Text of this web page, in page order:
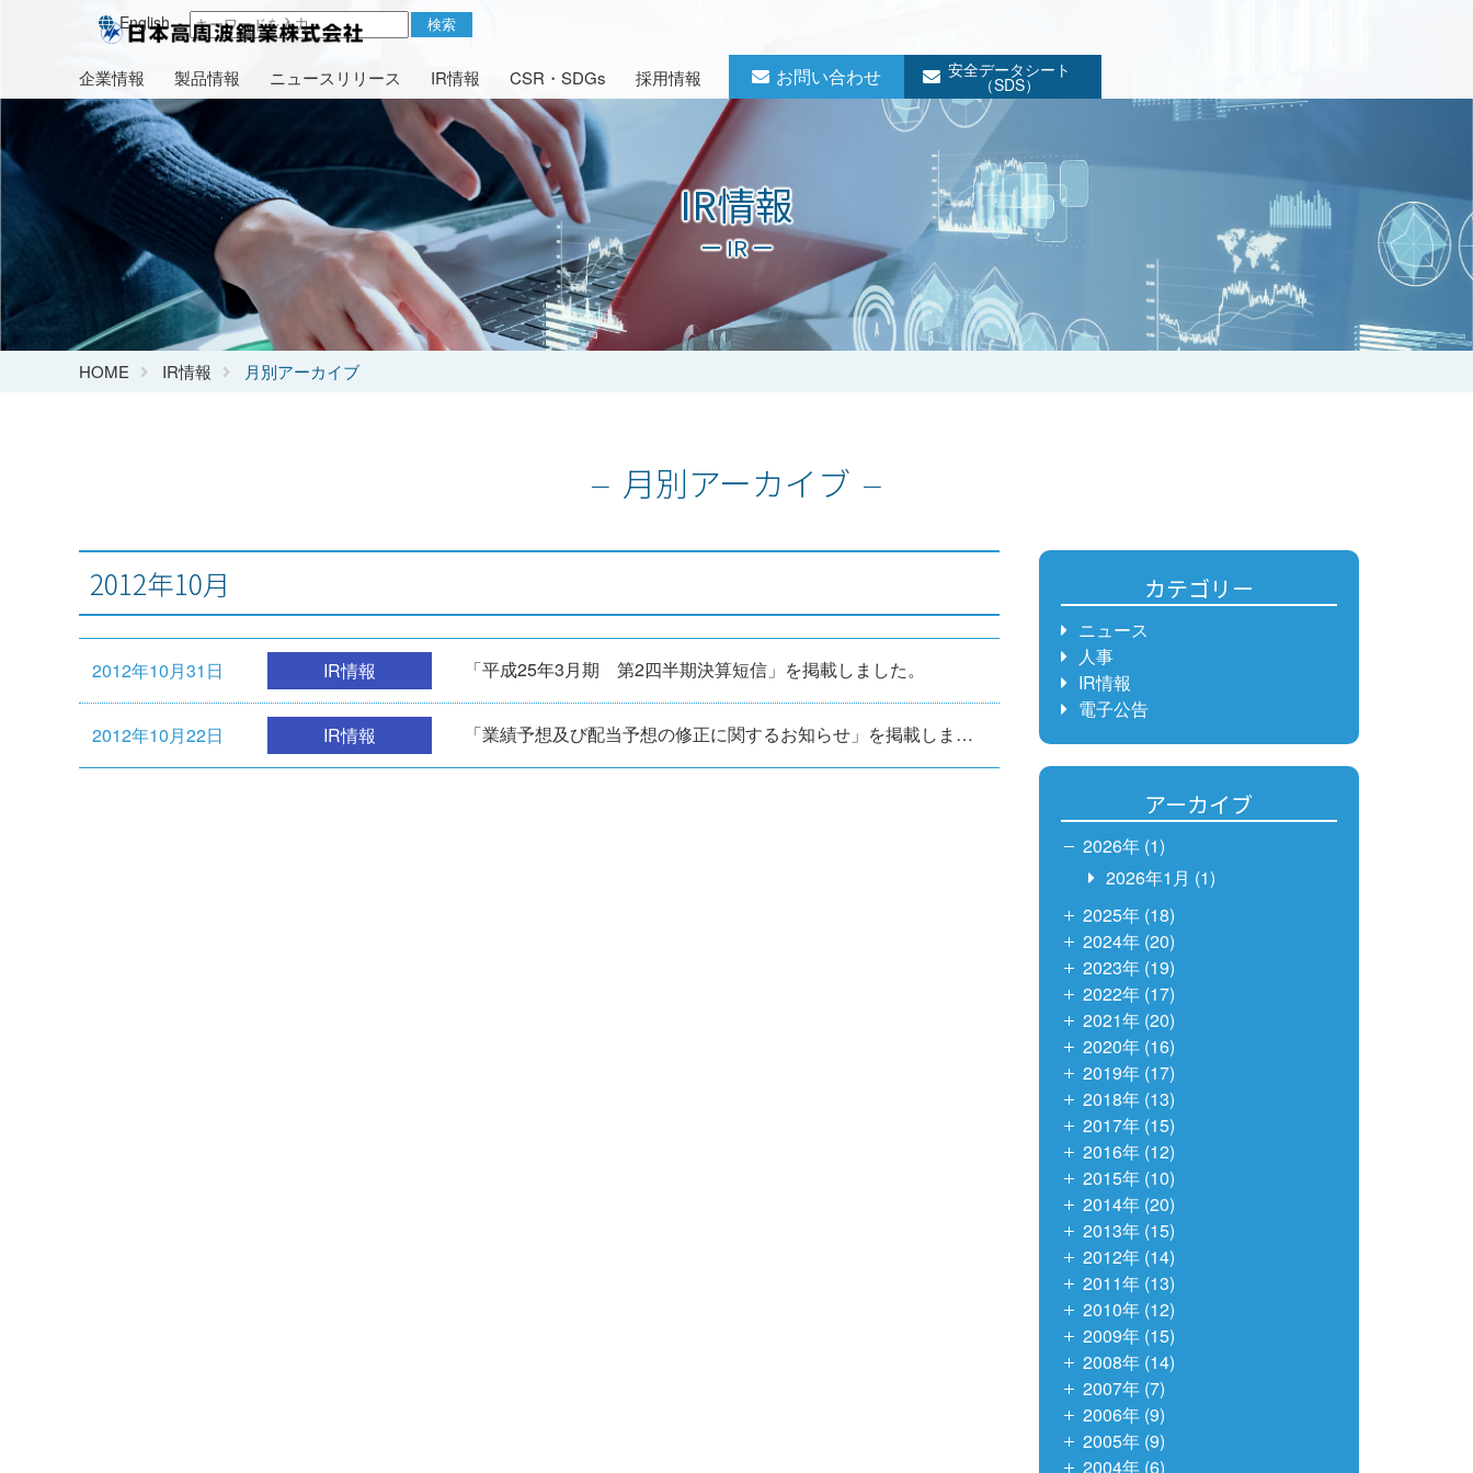
English 検索
企業情報 製品情報 ニュースリリース IR情報 CSR・SDGs 採用情報 お問い合わせ 安全データシート
（SDS）
IR情報
ー IR ー
HOME IR情報 月別アーカイブ
月別アーカイブ
2012年10月
2012年10月31日 IR情報 「平成25年3月期 第2四半期決算短信」を掲載しました。
2012年10月22日 IR情報 「業績予想及び配当予想の修正に関するお知らせ」を掲載しました。
カテゴリー
ニュース
人事
IR情報
電子公告
アーカイブ
2026年 (1)
2026年1月 (1)
2025年 (18)
2024年 (20)
2023年 (19)
2022年 (17)
2021年 (20)
2020年 (16)
2019年 (17)
2018年 (13)
2017年 (15)
2016年 (12)
2015年 (10)
2014年 (20)
2013年 (15)
2012年 (14)
2011年 (13)
2010年 (12)
2009年 (15)
2008年 (14)
2007年 (7)
2006年 (9)
2005年 (9)
2004年 (6)